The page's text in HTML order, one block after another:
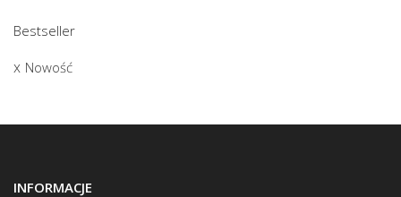
Bestseller
Nowość
INFORMACJE